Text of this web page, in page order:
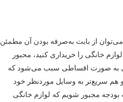
از بابت به‌صرفه بودن آن مطمئن
خانگی را خریداری کنید، محبور
به صورت اقساطی سبب می‌شود که
سریع‌تر به وسایل موردنظر خود
مجبور شویم که لوازم خانگی